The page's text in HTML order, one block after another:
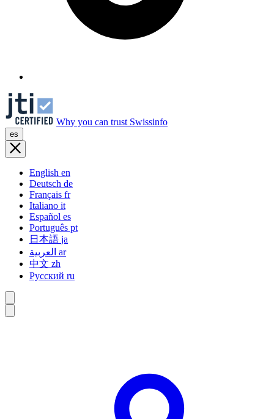
Why you can trust Swissinfo
es
English en
Deutsch de
Français fr
Italiano it
Español es
Português pt
日本語 ja
ar
中文 zh
Русский ru